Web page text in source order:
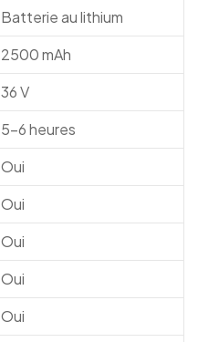
Batterie au lithium
2500 mAh
36 V
5-6 heures
Oui
Oui
Oui
Oui
Oui